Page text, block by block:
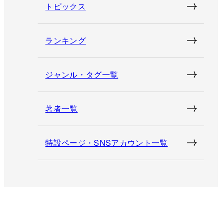
トピックス
ランキング
ジャンル・タグ一覧
著者一覧
特設ページ・SNSアカウント一覧